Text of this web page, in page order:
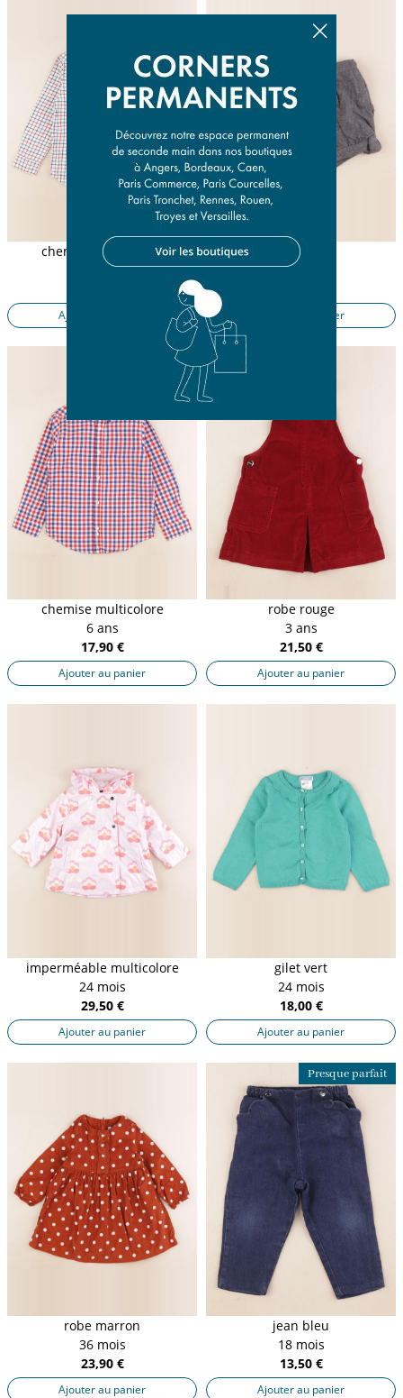
chemise multicolore
6 ans
Ajouter au panier
short gris
24 mois
Ajouter au panier
chemise multicolore
6 ans
17,90 €
Ajouter au panier
robe rouge
3 ans
21,50 €
Ajouter au panier
imperméable multicolore
24 mois
29,50 €
Ajouter au panier
gilet vert
24 mois
18,00 €
Ajouter au panier
robe marron
36 mois
23,90 €
Ajouter au panier
Presque parfait
jean bleu
18 mois
13,50 €
Ajouter au panier